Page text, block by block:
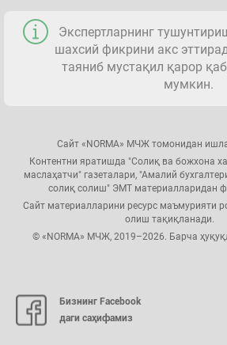
Экспертларнинг
шахсий фикрини акс
таяниб мустақил қарор
мумкин.
Сайт «NORMA» МЧЖ томонидан
Контентни яратишда "Солиқ ва божхона
маслаҳатчи" газеталари, "Амалий
солиқ солиш" ЭМТ материалларидан
Сайт материалларини ресурс маъмурияти
олиш тақиқланади.
© «NORMA» МЧЖ, 2019–2026. Барча
Бизнинг Facebook
даги саҳифамиз